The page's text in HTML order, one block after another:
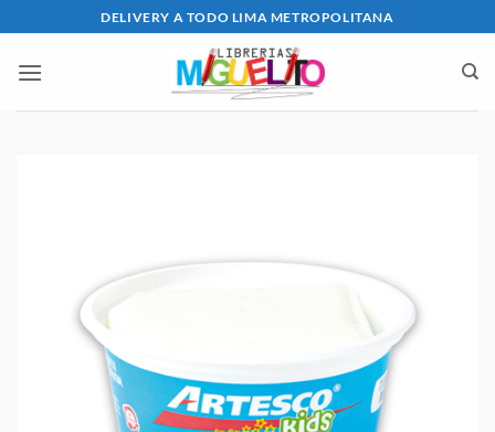
al
contenido
DELIVERY A TODO LIMA METROPOLITANA